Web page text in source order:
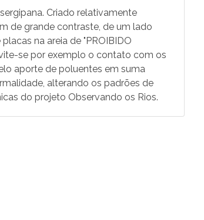
Criado relativamente
de grande contraste, de um lado
na areia de "PROIBIDO
se por exemplo o contato com os
aporte de poluentes em suma
alterando os padrões de
do projeto Observando os Rios.